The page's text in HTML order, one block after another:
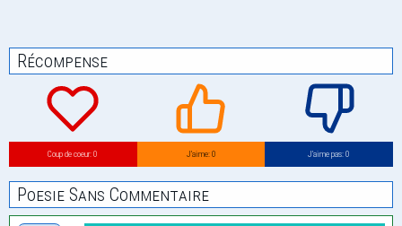
Récompense
Coup de coeur: 0 J’aime: 0 J’aime pas: 0
Poesie Sans Commentaire